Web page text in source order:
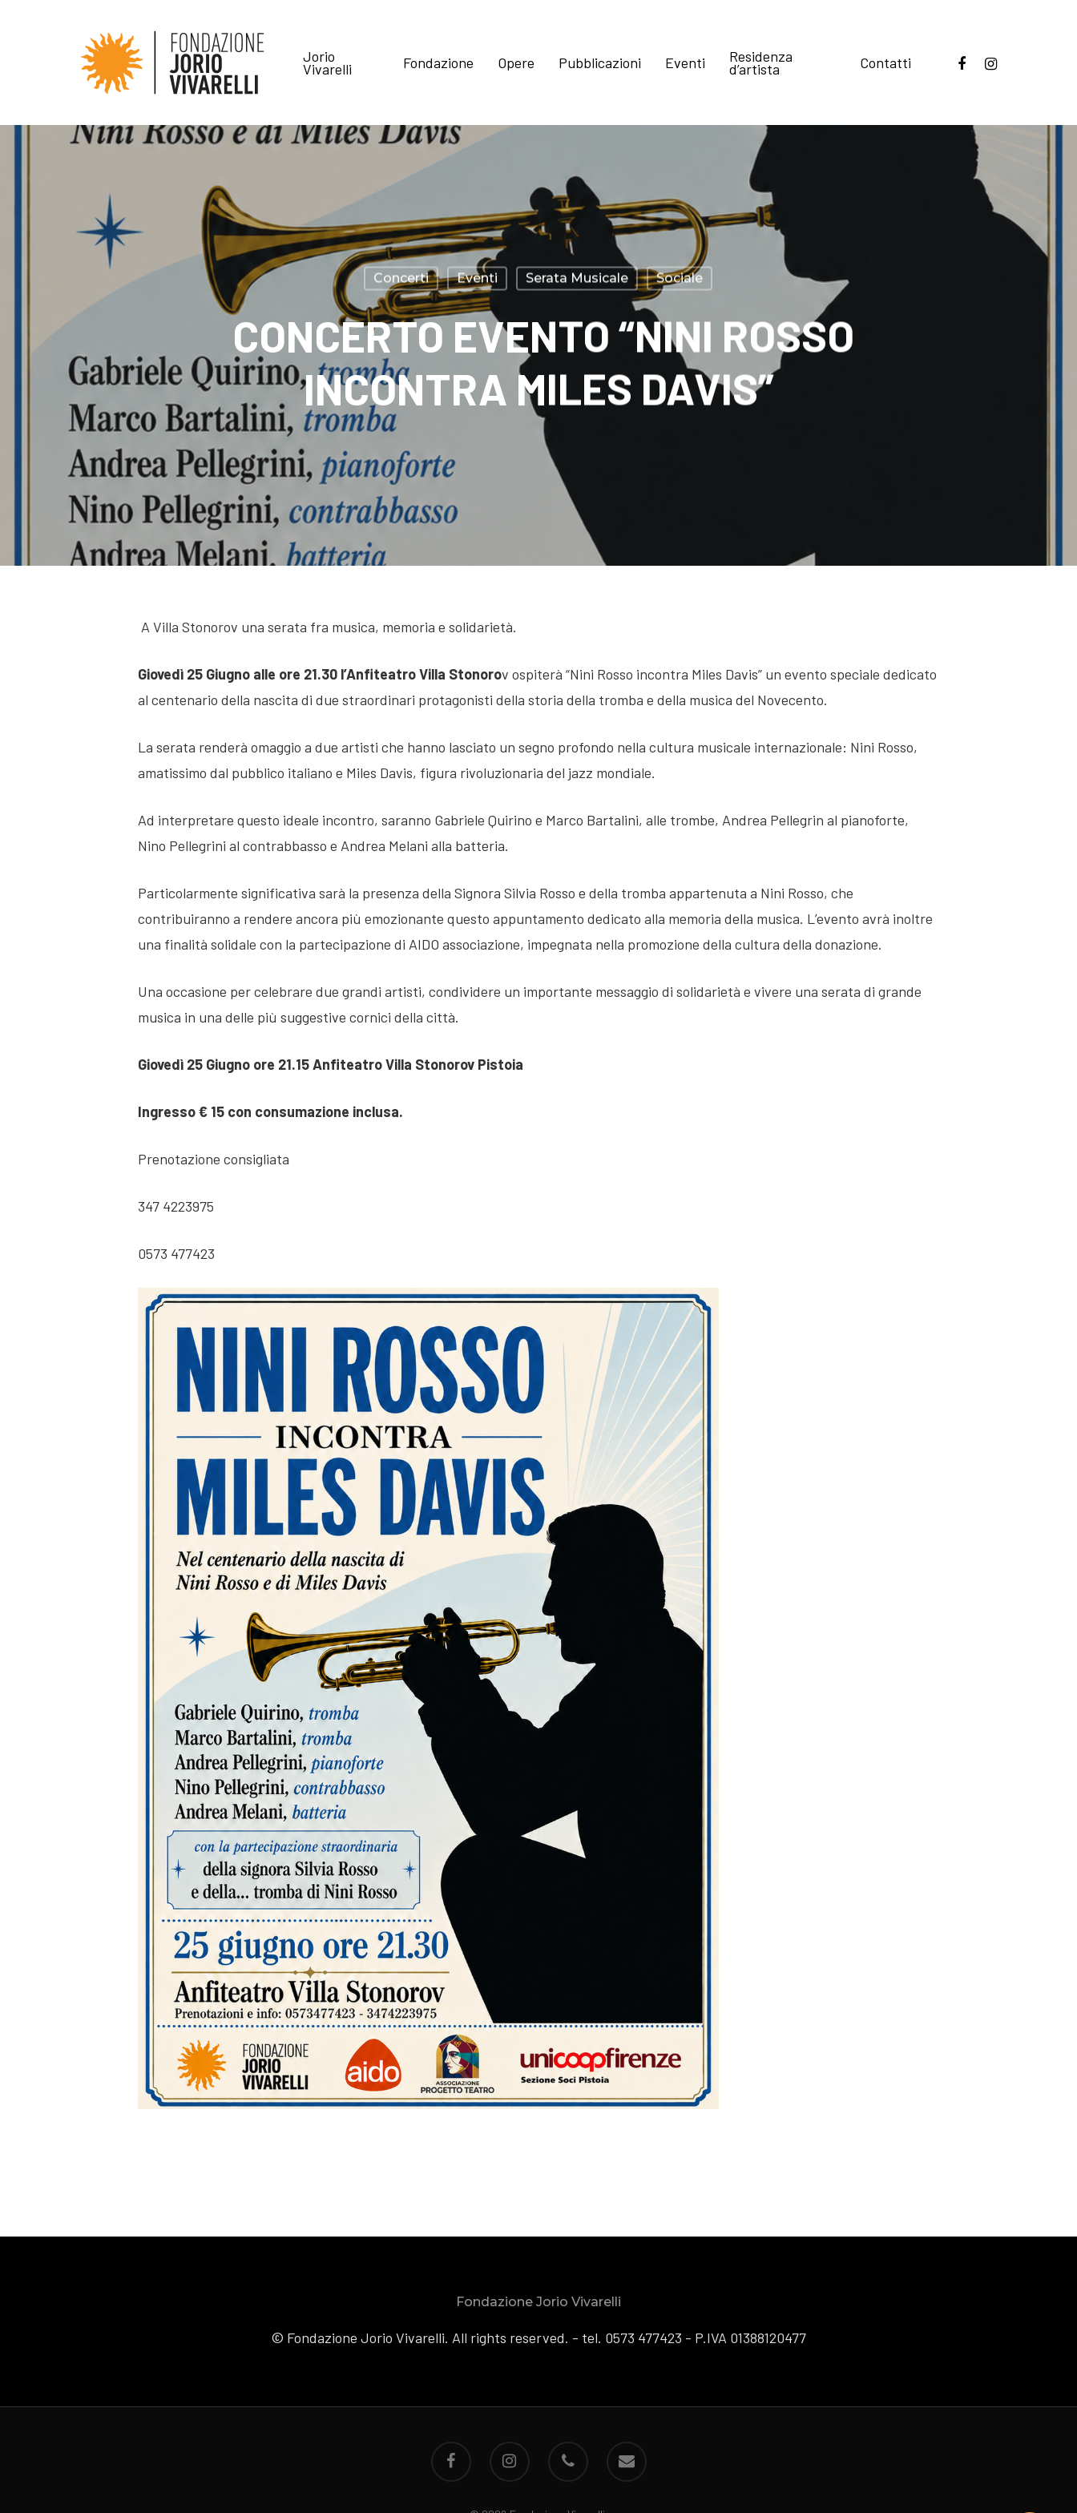
Hit enter to search or ESC to close
Jorio
Vivarelli Fondazione Opere Pubblicazioni Eventi Residenza
d’artista Contatti
Concerti Eventi Serata Musicale Sociale
CONCERTO EVENTO “NINI ROSSO
INCONTRA MILES DAVIS”
A Villa Stonorov una serata fra musica, memoria e solidarietà.
Giovedì 25 Giugno alle ore 21.30 l’Anfiteatro Villa Stonorov ospiterà “Nini Rosso incontra Miles Davis” un evento speciale dedicato
al centenario della nascita di due straordinari protagonisti della storia della tromba e della musica del Novecento.
La serata renderà omaggio a due artisti che hanno lasciato un segno profondo nella cultura musicale internazionale: Nini Rosso,
amatissimo dal pubblico italiano e Miles Davis, figura rivoluzionaria del jazz mondiale.
Ad interpretare questo ideale incontro, saranno Gabriele Quirino e Marco Bartalini, alle trombe, Andrea Pellegrin al pianoforte,
Nino Pellegrini al contrabbasso e Andrea Melani alla batteria.
Particolarmente significativa sarà la presenza della Signora Silvia Rosso e della tromba appartenuta a Nini Rosso, che
contribuiranno a rendere ancora più emozionante questo appuntamento dedicato alla memoria della musica. L’evento avrà inoltre
una finalità solidale con la partecipazione di AIDO associazione, impegnata nella promozione della cultura della donazione.
Una occasione per celebrare due grandi artisti, condividere un importante messaggio di solidarietà e vivere una serata di grande
musica in una delle più suggestive cornici della città.
Giovedì 25 Giugno ore 21.15 Anfiteatro Villa Stonorov Pistoia
Ingresso € 15 con consumazione inclusa.
Prenotazione consigliata
347 4223975
0573 477423
Fondazione Jorio Vivarelli
© Fondazione Jorio Vivarelli. All rights reserved. - tel. 0573 477423 - P.IVA 01388120477